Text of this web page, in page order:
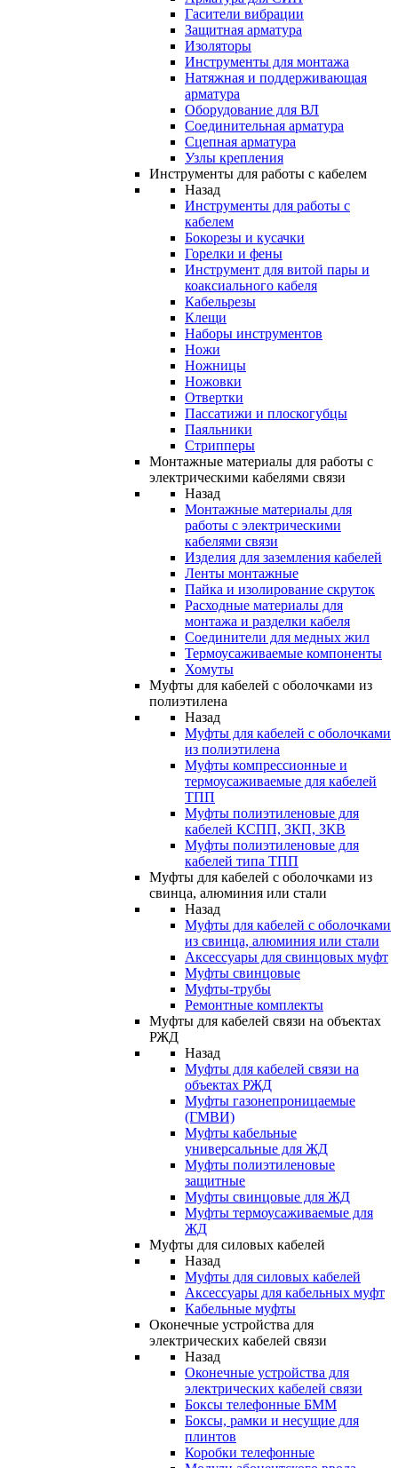
Гасители вибрации
Защитная арматура
Изоляторы
Инструменты для монтажа
Натяжная и поддерживающая
арматура
Оборудование для ВЛ
Соединительная арматура
Сцепная арматура
Узлы крепления
Инструменты для работы с кабелем
Назад
Инструменты для работы с
кабелем
Бокорезы и кусачки
Горелки и фены
Инструмент для витой пары и
коаксиального кабеля
Кабельрезы
Клещи
Наборы инструментов
Ножи
Ножницы
Ножовки
Отвертки
Пассатижи и плоскогубцы
Паяльники
Стрипперы
Монтажные материалы для работы с
электрическими кабелями связи
Назад
Монтажные материалы для
работы с электрическими
кабелями связи
Изделия для заземления кабелей
Ленты монтажные
Пайка и изолирование скруток
Расходные материалы для
монтажа и разделки кабеля
Соединители для медных жил
Термоусаживаемые компоненты
Хомуты
Муфты для кабелей с оболочками из
полиэтилена
Назад
Муфты для кабелей с оболочками
из полиэтилена
Муфты компрессионные и
термоусаживаемые для кабелей
ТПП
Муфты полиэтиленовые для
кабелей КСПП, ЗКП, ЗКВ
Муфты полиэтиленовые для
кабелей типа ТПП
Муфты для кабелей с оболочками из
свинца, алюминия или стали
Назад
Муфты для кабелей с оболочками
из свинца, алюминия или стали
Аксессуары для свинцовых муфт
Муфты свинцовые
Муфты-трубы
Ремонтные комплекты
Муфты для кабелей связи на объектах
РЖД
Назад
Муфты для кабелей связи на
объектах РЖД
Муфты газонепроницаемые
(ГМВИ)
Муфты кабельные
универсальные для ЖД
Муфты полиэтиленовые
защитные
Муфты свинцовые для ЖД
Муфты термоусаживаемые для
ЖД
Муфты для силовых кабелей
Назад
Муфты для силовых кабелей
Аксессуары для кабельных муфт
Кабельные муфты
Оконечные устройства для
электрических кабелей связи
Назад
Оконечные устройства для
электрических кабелей связи
Боксы телефонные БММ
Боксы, рамки и несущие для
плинтов
Коробки телефонные